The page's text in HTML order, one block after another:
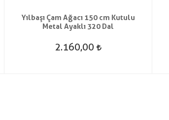
Yılbaşı Çam Ağacı 150 cm Kutulu
Metal Ayaklı 320 Dal
2.160,00